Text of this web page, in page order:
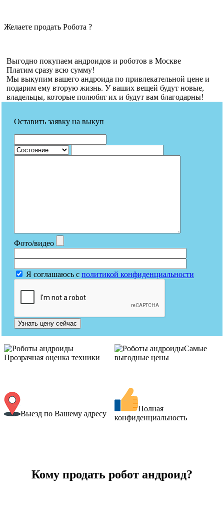
Желаете продать Робота ?
Выгодно покупаем андроидов и роботов в Москве
Платим сразу всю сумму!
Мы выкупим вашего андроида по привлекательной цене и
подарим ему вторую жизнь. У ваших вещей будут новые,
владельцы, которые полюбят их и будут вам благодарны!
Оставить заявку на выкуп
Фото/видео
Я соглашаюсь с политикой конфиденциальности
Узнать цену сейчас
Прозрачная оценка техники
Самые
выгодные цены
Выезд по Вашему адресу
Полная
конфиденциальность
Кому продать робот андроид?